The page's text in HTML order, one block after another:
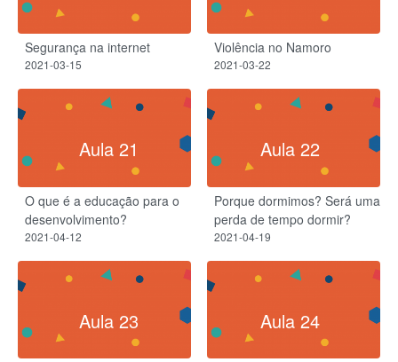
Segurança na internet
2021-03-15
Violência no Namoro
2021-03-22
Aula 21
O que é a educação para o
desenvolvimento?
2021-04-12
Aula 22
Porque dormimos? Será uma
perda de tempo dormir?
2021-04-19
Aula 23 Aula 24